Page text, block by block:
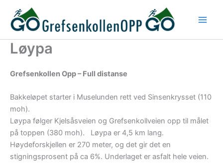
innholdet
Løypa
Grefsenkollen Opp – Full distanse
Bakkeløpet starter i Muselunden rett ved Sinsenkrysset (110
moh).
Løypa følger Kjelsåsveien og Grefsenkollveien opp til målet
på toppen (380 moh). Løypa er 4,5 km lang.
Høydeforskjellen er 270 meter, og det gir det en
stigningsprosent på ca 6%. Underlaget er asfalt hele veien.